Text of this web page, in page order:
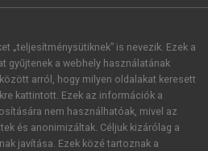
FIÓKKAL
„teljesítménysütiknek” is nevezik. Ezek a
gyűjtenek a webhely használatának
arról, hogy milyen oldalakat keresett
kattintott. Ezek az információk a
nem használhatóak, mivel az
és anonimizáltak. Céljuk kizárólag a
javítása. Ezek közé tartoznak a